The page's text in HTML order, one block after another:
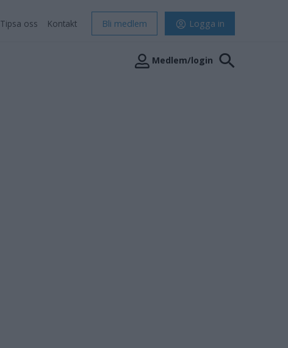
Tipsa oss Kontakt Bli medlem Logga in
Medlem/login